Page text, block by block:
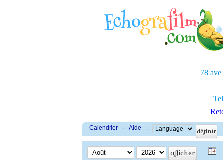
78 ave
Calendrier · Aide ·